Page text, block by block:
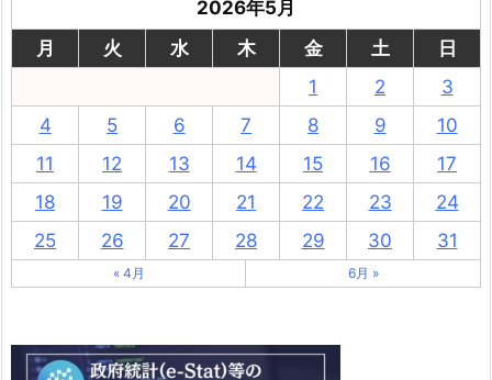
2026年5月
月
火 水 木 金 土
日
1
2
3
4
5 6 7 8 9
10
11
12 13 14 15 16
17
18
19 20 21 22 23
24
25
26 27 28 29 30 31
« 4月 6月 »